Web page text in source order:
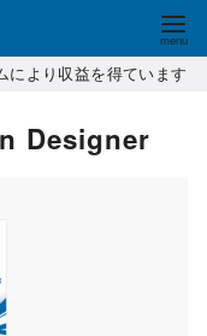
により収益を得ています
Designer